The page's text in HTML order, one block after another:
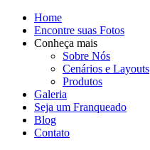
Home
Encontre suas Fotos
Conheça mais
Sobre Nós
Cenários e Layouts
Produtos
Galeria
Seja um Franqueado
Blog
Contato